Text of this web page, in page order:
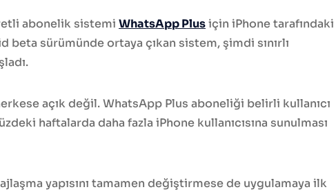
abonelik sistemi WhatsApp Plusiçin iPhone tarafındaki
beta sürümünde ortaya çıkan sistem, şimdi sınırlı
açık değil. WhatsApp Plus aboneliği belirli kullanıcı
haftalarda daha fazla iPhone kullanıcısına sunulması
yapısını tamamen değiştirmese de uygulamaya ilk